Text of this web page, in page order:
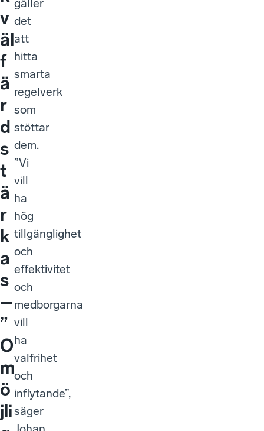
v
äl
f
ä
r
d
s
t
ä
r
k
a
s
–
”
O
m
ö
jli
gäller
det
att
hitta
smarta
regelverk
som
stöttar
dem.
”Vi
vill
ha
hög
tillgänglighet
och
effektivitet
och
medborgarna
vill
ha
valfrihet
och
inflytande”,
säger